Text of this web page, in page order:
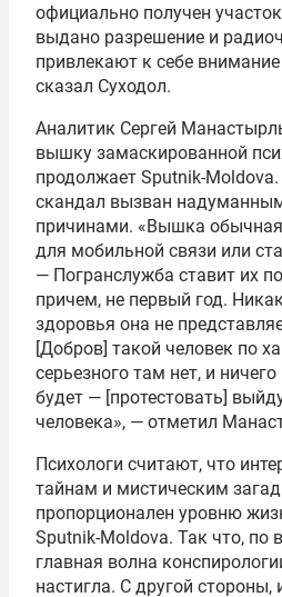
официально получен
выдано разрешение и
привлекают к себе
сказал Суходол.
Аналитик Сергей
вышку замаскированной
продолжает Sputnik-
скандал вызван
причинами. «Вышка обычная,
для мобильной связи или
— Погранслужба ставит их
причем, не первый год.
здоровья она не
[Добров] такой человек по
серьезного там нет, и
будет — [протестовать]
человека», — отметил
Психологи считают, что
тайнам и мистическим
пропорционален уровню
Sputnik-Moldova. Так что, по
главная волна
настигла. С другой стороны,